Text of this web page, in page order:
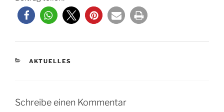
KATEGORIEN
AKTUELLES
Schreibe einen Kommentar